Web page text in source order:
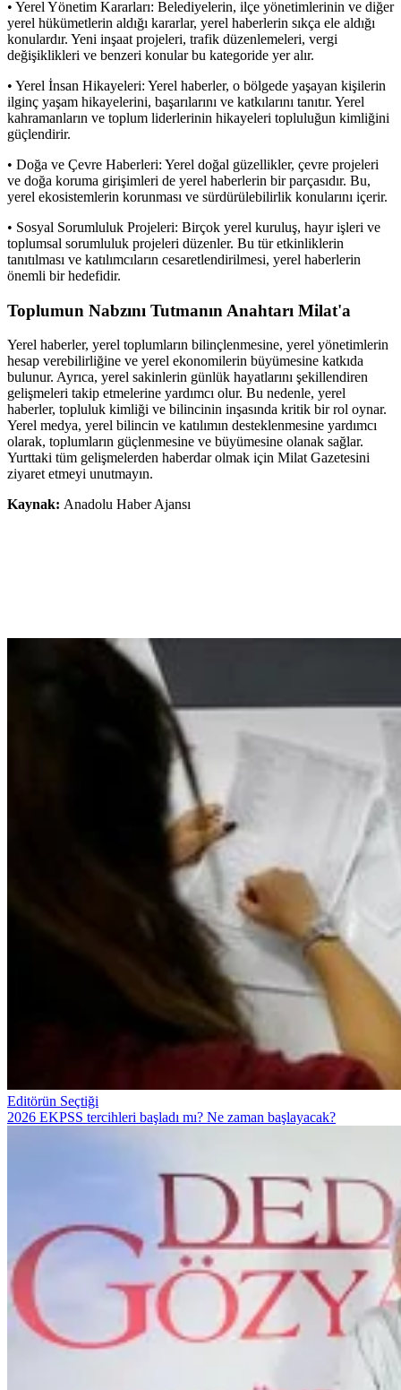
• Yerel Yönetim Kararları: Belediyelerin, ilçe yönetimlerinin ve diğer
yerel hükümetlerin aldığı kararlar, yerel haberlerin sıkça ele aldığı
konulardır. Yeni inşaat projeleri, trafik düzenlemeleri, vergi
değişiklikleri ve benzeri konular bu kategoride yer alır.
• Yerel İnsan Hikayeleri: Yerel haberler, o bölgede yaşayan kişilerin
ilginç yaşam hikayelerini, başarılarını ve katkılarını tanıtır. Yerel
kahramanların ve toplum liderlerinin hikayeleri topluluğun kimliğini
güçlendirir.
• Doğa ve Çevre Haberleri: Yerel doğal güzellikler, çevre projeleri
ve doğa koruma girişimleri de yerel haberlerin bir parçasıdır. Bu,
yerel ekosistemlerin korunması ve sürdürülebilirlik konularını içerir.
• Sosyal Sorumluluk Projeleri: Birçok yerel kuruluş, hayır işleri ve
toplumsal sorumluluk projeleri düzenler. Bu tür etkinliklerin
tanıtılması ve katılımcıların cesaretlendirilmesi, yerel haberlerin
önemli bir hedefidir.
Toplumun Nabzını Tutmanın Anahtarı Milat'a
Yerel haberler, yerel toplumların bilinçlenmesine, yerel yönetimlerin
hesap verebilirliğine ve yerel ekonomilerin büyümesine katkıda
bulunur. Ayrıca, yerel sakinlerin günlük hayatlarını şekillendiren
gelişmeleri takip etmelerine yardımcı olur. Bu nedenle, yerel
haberler, topluluk kimliği ve bilincinin inşasında kritik bir rol oynar.
Yerel medya, yerel bilincin ve katılımın desteklenmesine yardımcı
olarak, toplumların güçlenmesine ve büyümesine olanak sağlar.
Yurttaki tüm gelişmelerden haberdar olmak için Milat Gazetesini
ziyaret etmeyi unutmayın.
Kaynak: Anadolu Haber Ajansı
Editörün Seçtiği
2026 EKPSS tercihleri başladı mı? Ne zaman başlayacak?